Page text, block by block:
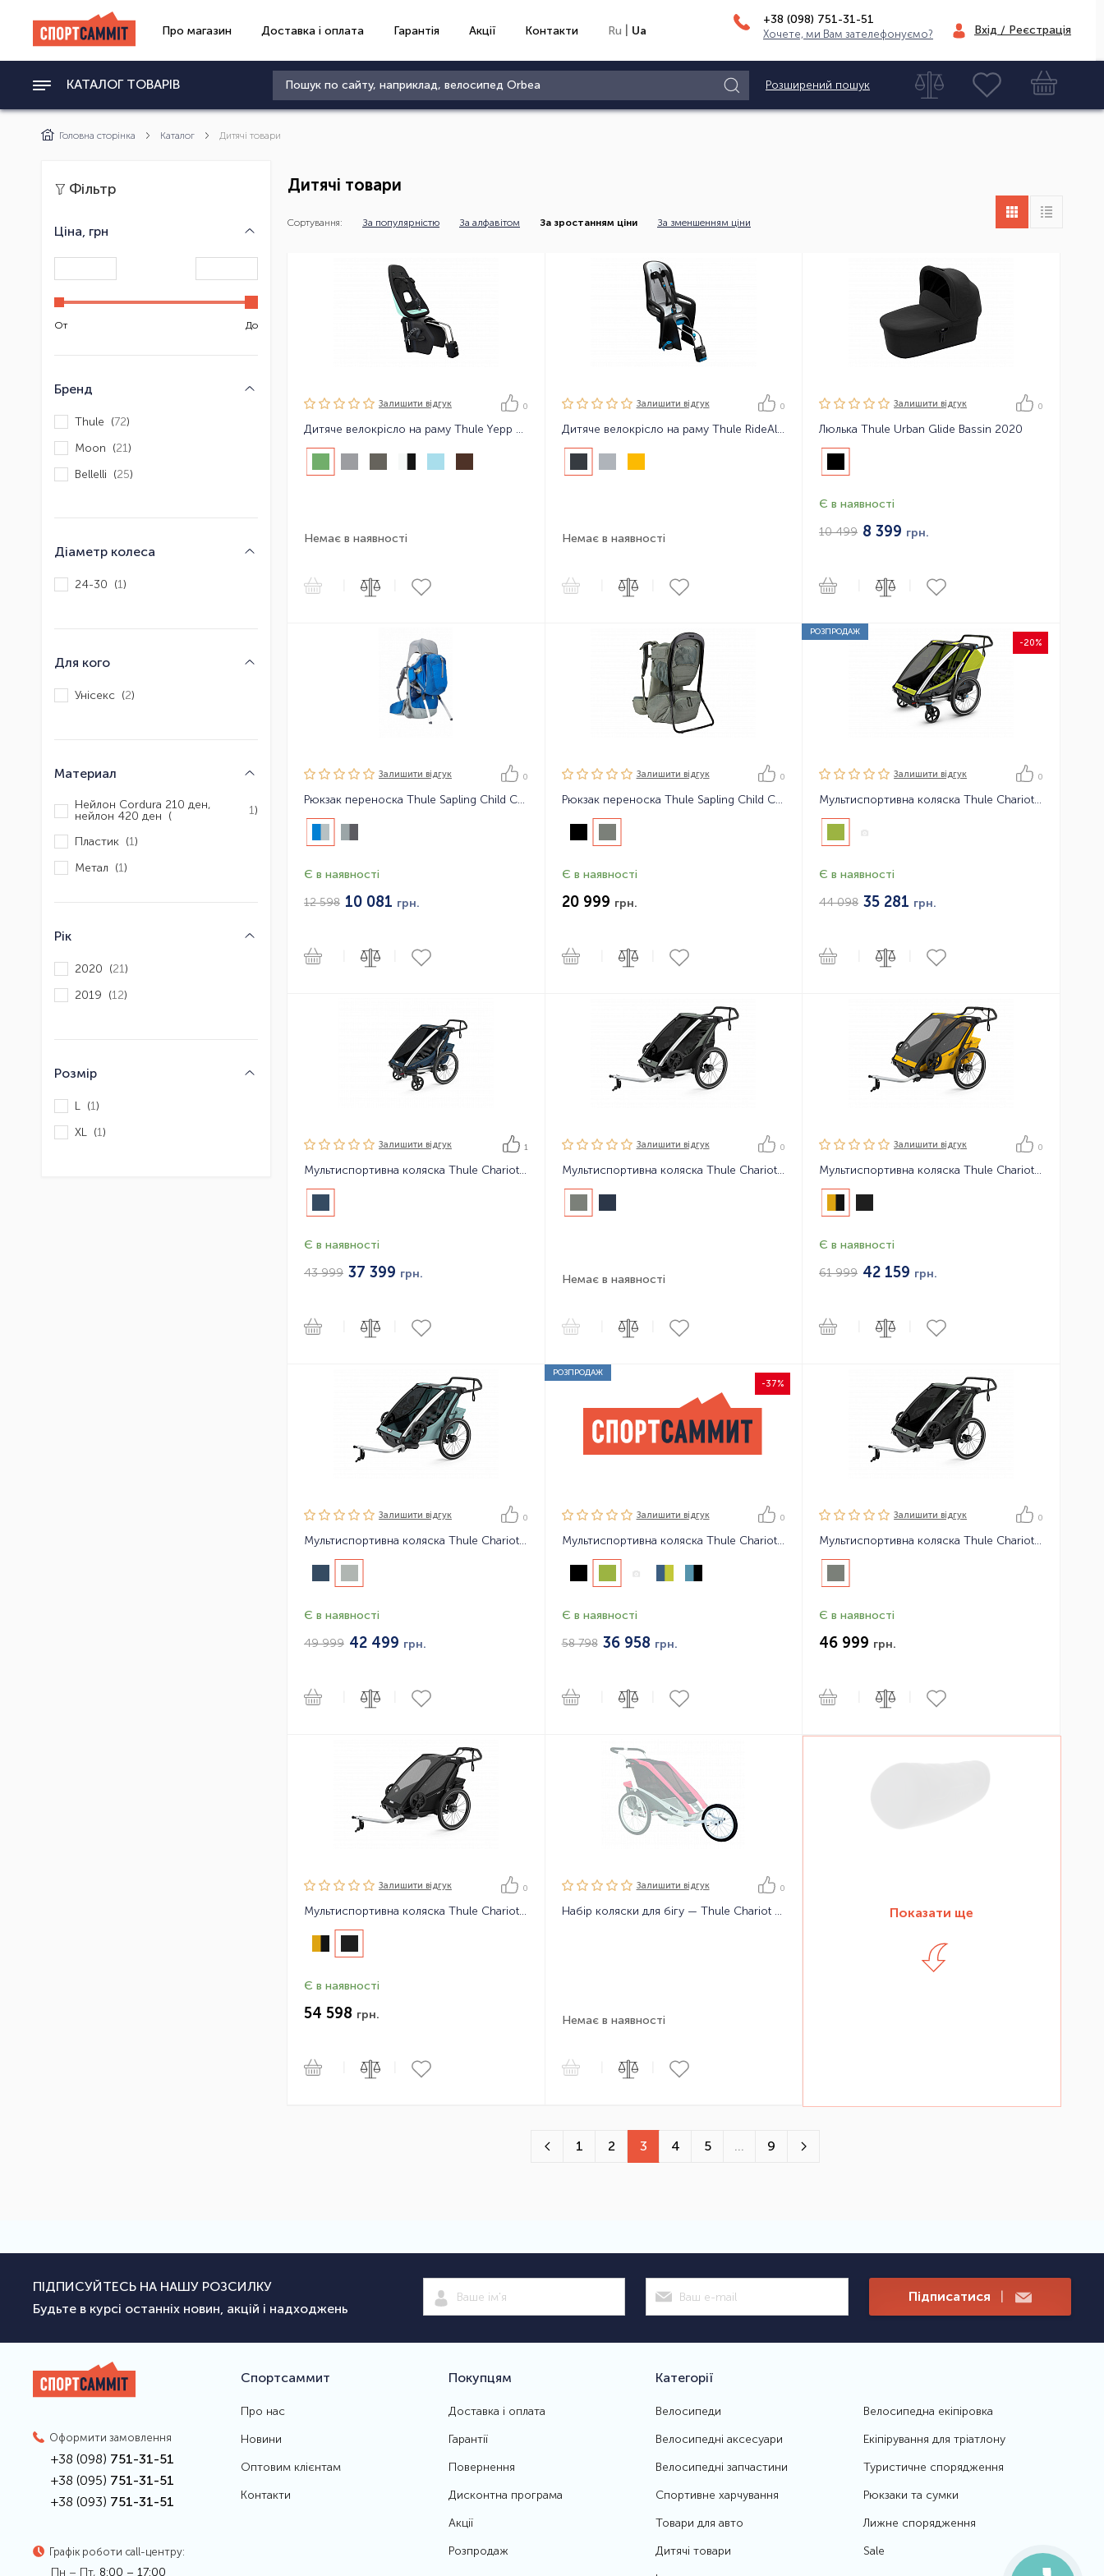
Про магазин Доставка і оплата Гарантія Акції Контакти Ru Ua
+38 (098) 751-31-51
Хочете, ми Вам зателефонуємо? Вхід / Реєстрація
КАТАЛОГ ТОВАРІВ Розширений пошук
Головна сторінка Каталог Дитячі товари
Фільтр
Ціна, грн
От До
Бренд
Thule (72)
Moon (21)
Bellelli (25)
Діаметр колеса
24-30 (1)
Для кого
Унісекс (2)
Материал
Нейлон Cordura 210 ден,
нейлон 420 ден (
1)
Пластик (1)
Метал (1)
Рік
2020 (21)
2019 (12)
Розмір
L (1)
XL (1)
Дитячі товари
Сортування: За популярністю За алфавітом За зростанням ціни За зменшенням ціни
Залишити вiдгук 0
Дитяче велокрісло на раму Thule Yepp Nexxt Maxi Frame Mount
Немає в наявності
Залишити вiдгук 0
Дитяче велокрісло на раму Thule RideAlong
Немає в наявності
Залишити вiдгук 0
Люлька Thule Urban Glide Bassin 2020
Є в наявності
10 499 8 399 грн.
Залишити вiдгук 0
Рюкзак переноска Thule Sapling Child Carrier
Є в наявності
12 598 10 081 грн.
Залишити вiдгук 0
Рюкзак переноска Thule Sapling Child Carrier
Є в наявності
20 999 грн.
РОЗПРОДАЖ
-20%
Залишити вiдгук 0
Мультиспортивна коляска Thule Chariot Cab2
Є в наявності
44 098 35 281 грн.
Залишити вiдгук 1
Мультиспортивна коляска Thule Chariot Cross 1
Є в наявності
43 999 37 399 грн.
Залишити вiдгук 0
Мультиспортивна коляска Thule Chariot Lite1
Немає в наявності
Залишити вiдгук 0
Мультиспортивна коляска Thule Chariot Sport2 2021
Є в наявності
61 999 42 159 грн.
Залишити вiдгук 0
Мультиспортивна коляска Thule Chariot Cross2 2021
Є в наявності
49 999 42 499 грн.
РОЗПРОДАЖ
-37%
Залишити вiдгук 0
Мультиспортивна коляска Thule Chariot Sport2
Є в наявності
58 798 36 958 грн.
Залишити вiдгук 0
Мультиспортивна коляска Thule Chariot Lite2 2021
Є в наявності
46 999 грн.
Залишити вiдгук 0
Мультиспортивна коляска Thule Chariot Sport1 2021
Є в наявності
54 598 грн.
Залишити вiдгук 0
Набір коляски для бігу — Thule Chariot Touring Jogging kit для Corsaire 1/Captain 1
Немає в наявності
Показати ще
1 2 3 4 5 ... 9
ПІДПИСУЙТЕСЬ НА НАШУ РОЗСИЛКУ
Будьте в курсі останніх новин, акцій і надходжень
Підписатися |
Оформити замовлення
+38 (098) 751-31-51
+38 (095) 751-31-51
+38 (093) 751-31-51
Графік роботи call-центру:
Пн – Пт, 8:00 – 17:00
Спортсаммит
Про нас
Новини
Оптовим клієнтам
Контакти
Покупцям
Доставка і оплата
Гарантії
Повернення
Дисконтна програма
Акції
Розпродаж
Категорії
Велосипеди
Велосипедні аксесуари
Велосипедні запчастини
Спортивне харчування
Товари для авто
Дитячі товари
Велосипедна екіпіровка
Екіпірування для тріатлону
Туристичне спорядження
Рюкзаки та сумки
Лижне спорядження
Sale